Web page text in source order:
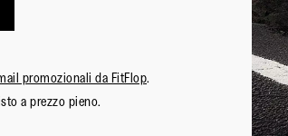
promozionali da FitFlop.
a prezzo pieno.